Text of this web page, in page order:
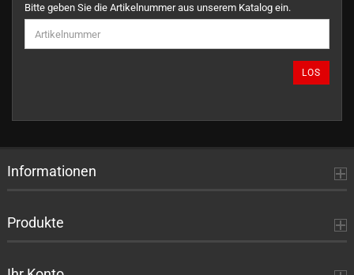
BITTE
GEBEN
SIE
DIE
EIN.
Bitte geben Sie die Artikelnummer aus unserem Katalog ein.
LOS
Informationen
Produkte